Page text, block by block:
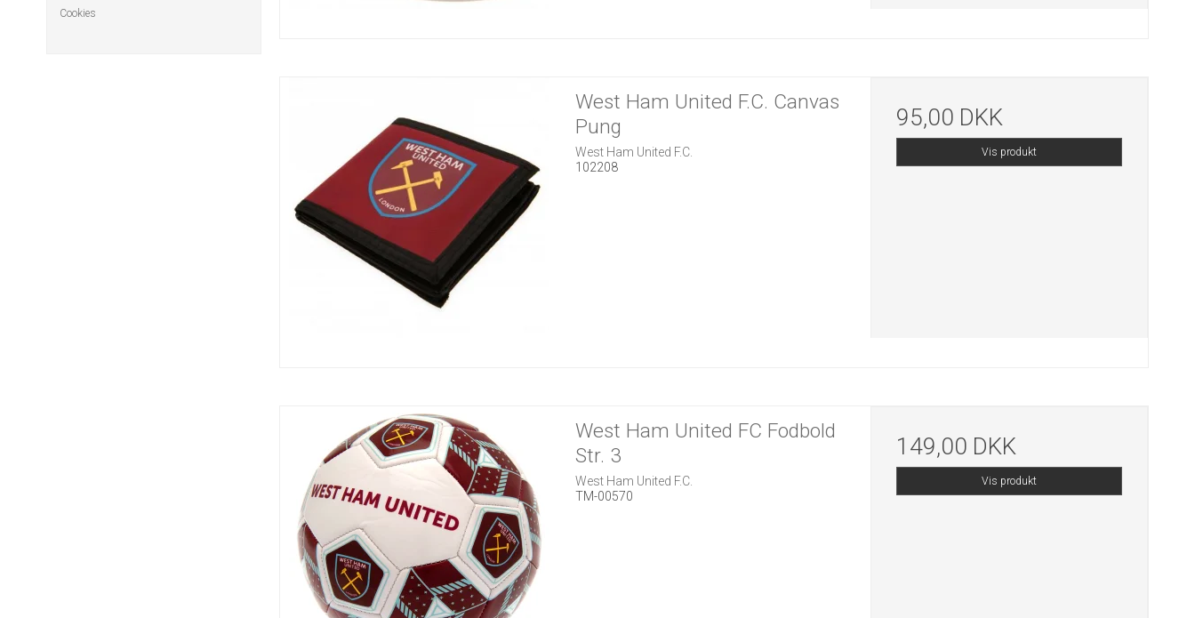
Cookies
West Ham United F.C. Canvas
Pung
West Ham United F.C.
102208
95,00 DKK
Vis produkt
West Ham United FC Fodbold
Str. 3
West Ham United F.C.
TM-00570
149,00 DKK
Vis produkt